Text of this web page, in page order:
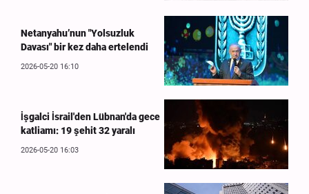
Netanyahu’nun "Yolsuzluk
Davası" bir kez daha ertelendi
2026-05-20 16:10
İşgalci İsrail'den Lübnan'da gece
katliamı: 19 şehit 32 yaralı
2026-05-20 16:03